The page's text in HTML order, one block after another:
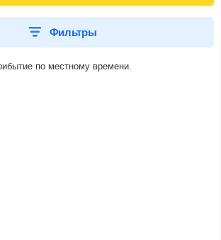
Фильтры
по местному времени.